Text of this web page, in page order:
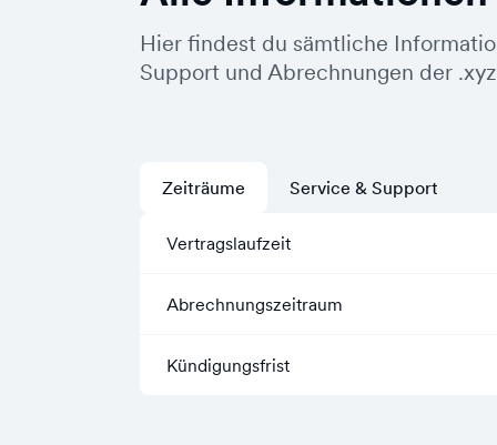
Hier findest du sämtliche
Support und Abrechnungen der
Zeiträume
Vertragslaufzeit
Abrechnungszeitraum
Kündigungsfrist
Service & Support